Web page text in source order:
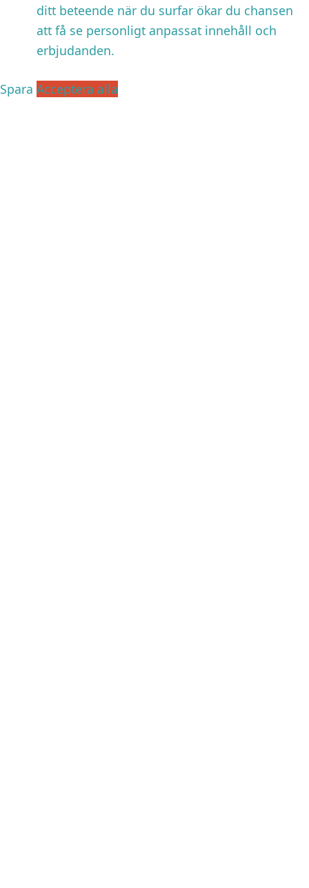
ditt beteende när du surfar ökar du chansen
att få se personligt anpassat innehåll och
erbjudanden.
Spara Acceptera alla